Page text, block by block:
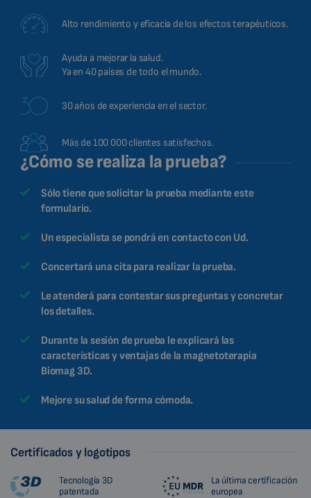
Alto rendimiento y eficacia de los efectos terapéuticos.
Ayuda a mejorar la salud.
Ya en 40 países de todo el mundo.
30 años de experiencia en el sector.
Más de 100 000 clientes satisfechos.
¿Cómo se realiza la prueba?
Sólo tiene que solicitar la prueba mediante este
formulario.
Un especialista se pondrá en contacto con Ud.
Concertará una cita para realizar la prueba.
Le atenderá para contestar sus preguntas y concretar
los detalles.
Durante la sesión de prueba le explicará las
características y ventajas de la magnetoterapia
Biomag 3D.
Mejore su salud de forma cómoda.
Certificados y logotipos
Tecnología 3D
patentada
La última certificación
europea